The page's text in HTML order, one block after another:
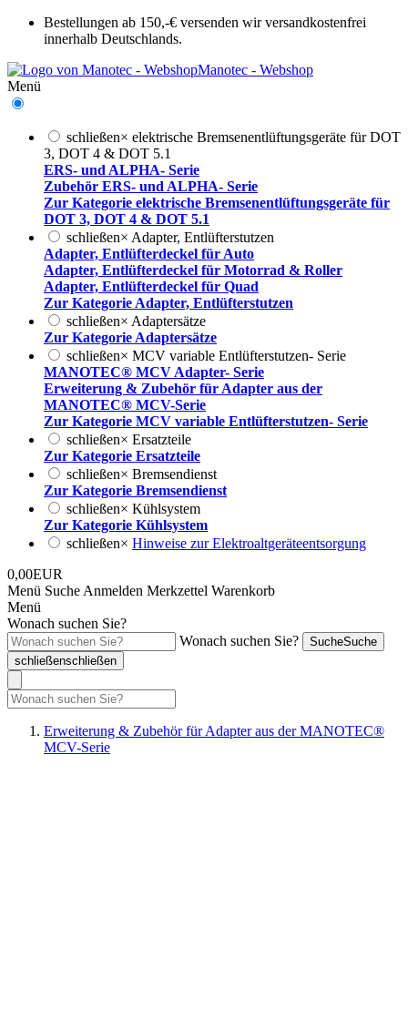
Bestellungen ab 150,-€ versenden wir versandkostenfrei
innerhalb Deutschlands.
Manotec - Webshop
Menü
schließen× elektrische Bremsenentlüftungsgeräte für DOT
3, DOT 4 & DOT 5.1
ERS- und ALPHA- Serie
Zubehör ERS- und ALPHA- Serie
Zur Kategorie elektrische Bremsenentlüftungsgeräte für
DOT 3, DOT 4 & DOT 5.1
schließen× Adapter, Entlüfterstutzen
Adapter, Entlüfterdeckel für Auto
Adapter, Entlüfterdeckel für Motorrad & Roller
Adapter, Entlüfterdeckel für Quad
Zur Kategorie Adapter, Entlüfterstutzen
schließen× Adaptersätze
Zur Kategorie Adaptersätze
schließen× MCV variable Entlüfterstutzen- Serie
MANOTEC® MCV Adapter- Serie
Erweiterung & Zubehör für Adapter aus der
MANOTEC® MCV-Serie
Zur Kategorie MCV variable Entlüfterstutzen- Serie
schließen× Ersatzteile
Zur Kategorie Ersatzteile
schließen× Bremsendienst
Zur Kategorie Bremsendienst
schließen× Kühlsystem
Zur Kategorie Kühlsystem
schließen× Hinweise zur Elektroaltgeräteentsorgung
0,00EUR
Menü Suche Anmelden Merkzettel Warenkorb
Menü
Wonach suchen Sie?
Wonach suchen Sie?
SucheSuche
schließenschließen
Erweiterung & Zubehör für Adapter aus der MANOTEC®
MCV-Serie